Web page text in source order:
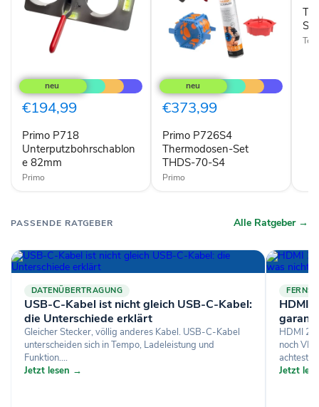
P718
Unterputzbohrschablone
82mm
€194,99
Primo P718
Unterputzbohrschablon
e 82mm
Primo
P726S4
Thermodosen-
Set
THDS-
S4
€373,99
Primo P726S4
Thermodosen-Set
THDS-70-S4
Primo
PASSENDE RATGEBER Alle Ratgeber →
DATENÜBERTRAGUNG
USB-C-Kabel ist nicht gleich USB-C-Kabel:
die Unterschiede erklärt
Gleicher Stecker, völlig anderes Kabel. USB-C-Kabel
unterscheiden sich in Tempo, Ladeleistung und
Funktion....
Jetzt lesen →
HDMI
HDMI
noch
achtest,
Jetzt